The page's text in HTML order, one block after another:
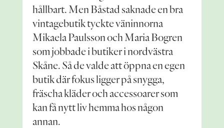
hållbart. Men Båstad saknade en bra
vintagebutik tyckte väninnorna
Mikaela Paulsson och Maria Bogren
som jobbade i butiker i nordvästra
Skåne. Så de valde att öppna en egen
butik där fokus ligger på snygga,
fräscha kläder och accessoarer som
kan få nytt liv hemma hos någon
annan.